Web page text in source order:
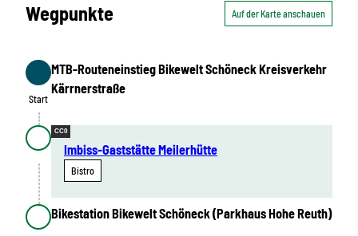
Wegpunkte Auf der Karte anschauen
Start
Start
MTB-Routeneinstieg Bikewelt Schöneck Kreisverkehr
Kärrnerstraße
CC0
Imbiss-Gaststätte Meilerhütte
Bistro
Ziel
Bikestation Bikewelt Schöneck (Parkhaus Hohe Reuth)